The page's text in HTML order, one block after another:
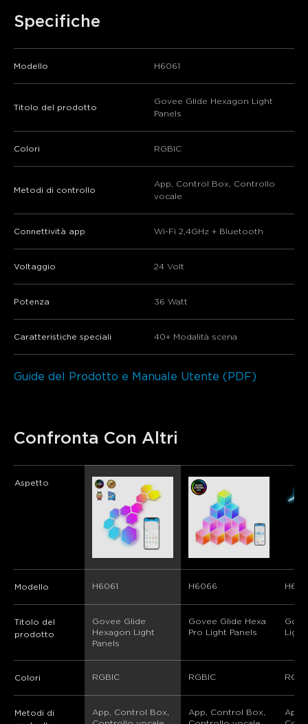
Specifiche
Modello H6061
Titolo del prodotto
Govee Glide Hexagon Light
Panels
Colori RGBIC
Metodi di controllo
App, Control Box, Controllo
vocale
Connettività app Wi-Fi 2,4GHz + Bluetooth
Voltaggio 24 Volt
Potenza 36 Watt
Caratteristiche speciali 40+ Modalità scena
Guide del Prodotto e Manuale Utente (PDF)
Confronta Con Altri
Aspetto
Modello H6061 H6066
Titolo del
prodotto
Govee Glide
Hexagon Light
Panels
Govee Glide Hexa
Pro Light Panels
Colori RGBIC RGBIC
Metodi di
App, Control Box,
App, Control Box,
App,